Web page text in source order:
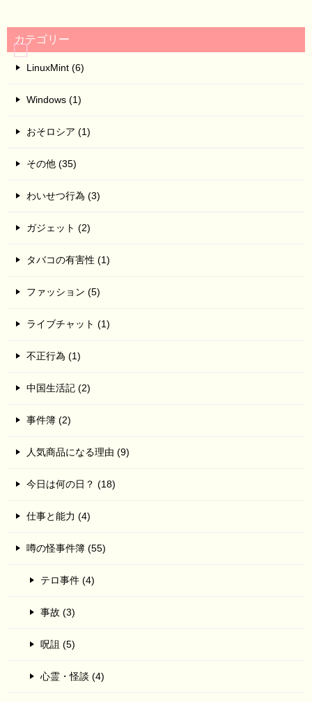
カテゴリー
LinuxMint (6)
Windows (1)
おそロシア (1)
その他 (35)
わいせつ行為 (3)
ガジェット (2)
タバコの有害性 (1)
ファッション (5)
ライブチャット (1)
不正行為 (1)
中国生活記 (2)
事件簿 (2)
人気商品になる理由 (9)
今日は何の日？ (18)
仕事と能力 (4)
噂の怪事件簿 (55)
テロ事件 (4)
事故 (3)
呪詛 (5)
心霊・怪談 (4)